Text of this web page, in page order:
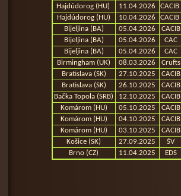
Hajdúdorog (HU)
11.04.2026 CACIB
Hajdúdorog (HU)
10.04.2026 CACIB
Bijeljina (BA)
05.04.2026 CACIB
Bijeljina (BA)
05.04.2026 CAC
Bijeljina (BA)
05.04.2026 CAC
Birmingham (UK)
08.03.2026 Crufts
Bratislava (SK)
27.10.2025 CACIB
Bratislava (SK)
26.10.2025 CACIB
Bačka Topola (SRB)
12.10.2025 CACIB
Komárom (HU)
05.10.2025 CACIB
Komárom (HU)
04.10.2025 CACIB
Komárom (HU)
03.10.2025 CACIB
Košice (SK)
27.09.2025 ŠV
Brno (CZ)
11.04.2025 EDS